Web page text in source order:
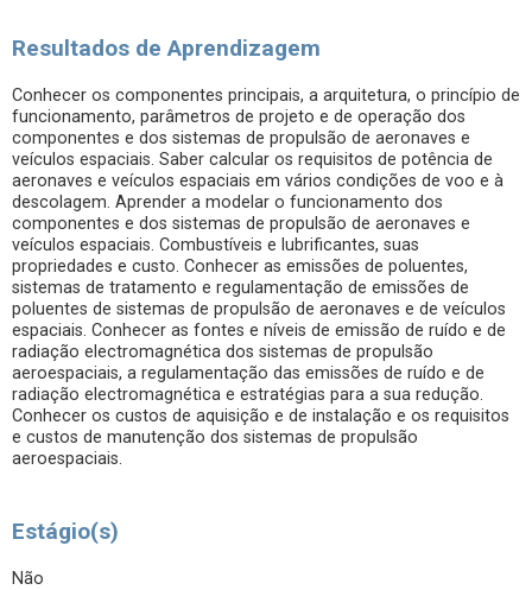
Resultados de Aprendizagem
Conhecer os componentes principais, a arquitetura, o princípio de
funcionamento, parâmetros de projeto e de operação dos
componentes e dos sistemas de propulsão de aeronaves e
veículos espaciais. Saber calcular os requisitos de potência de
aeronaves e veículos espaciais em vários condições de voo e à
descolagem. Aprender a modelar o funcionamento dos
componentes e dos sistemas de propulsão de aeronaves e
veículos espaciais. Combustíveis e lubrificantes, suas
propriedades e custo. Conhecer as emissões de poluentes,
sistemas de tratamento e regulamentação de emissões de
poluentes de sistemas de propulsão de aeronaves e de veículos
espaciais. Conhecer as fontes e níveis de emissão de ruído e de
radiação electromagnética dos sistemas de propulsão
aeroespaciais, a regulamentação das emissões de ruído e de
radiação electromagnética e estratégias para a sua redução.
Conhecer os custos de aquisição e de instalação e os requisitos
e custos de manutenção dos sistemas de propulsão
aeroespaciais.
Estágio(s)
Não